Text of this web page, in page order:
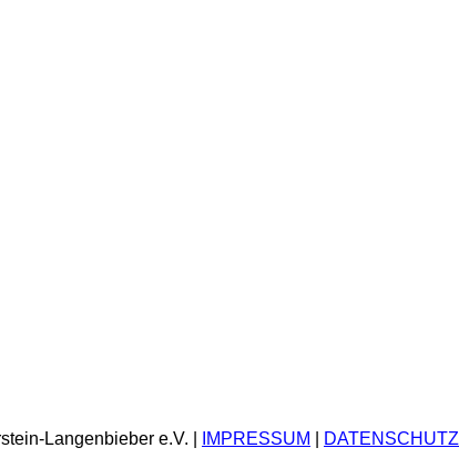
Langenbieber e.V. | IMPRESSUM DATENSCHUTZ